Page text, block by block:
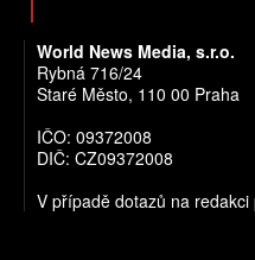
World News Media, s.r.o.
Rybná 716/24
Staré Město, 110 00 Praha
IČO: 09372008
DIČ: CZ09372008
V případě dotazů na